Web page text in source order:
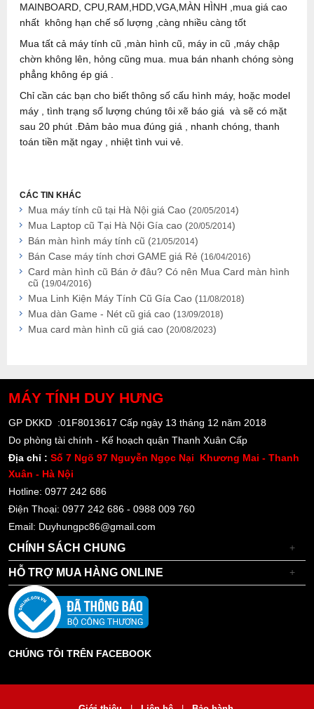
MAINBOARD, CPU,RAM,HDD,VGA,MÀN HÌNH ,mua giá cao
nhất không hạn chế số lượng ,càng nhiều càng tốt
Mua tất cả máy tính cũ ,màn hình cũ, máy in cũ ,máy chập
chờn không lên, hỏng cũng mua. mua bán nhanh chóng sòng
phẳng không ép giá .
Chỉ cần các bạn cho biết thông số cấu hình máy, hoặc model
máy , tình trạng số lượng chúng tôi xẽ báo giá và sẽ có mặt
sau 20 phút .Đảm bảo mua đúng giá , nhanh chóng, thanh
toán tiền mặt ngay , nhiệt tình vui vẻ.
CÁC TIN KHÁC
Mua máy tính cũ tại Hà Nội giá Cao (20/05/2014)
Mua Laptop cũ Tại Hà Nội Gía cao (20/05/2014)
Bán màn hình máy tính cũ (21/05/2014)
Bán Case máy tính chơi GAME giá Rẻ (16/04/2016)
Card màn hình cũ Bán ở đâu? Có nên Mua Card màn hình
cũ (19/04/2016)
Mua Linh Kiện Máy Tính Cũ Gía Cao (11/08/2018)
Mua dàn Game - Nét cũ giá cao (13/09/2018)
Mua card màn hình cũ giá cao (20/08/2023)
MÁY TÍNH DUY HƯNG
GP DKKD :01F8013617 Cấp ngày 13 tháng 12 năm 2018
Do phòng tài chính - Kế hoạch quận Thanh Xuân Cấp
Địa chỉ : Số 7 Ngõ 97 Nguyễn Ngọc Nại Khương Mai - Thanh
Xuân - Hà Nội
Hotline: 0977 242 686
Điện Thoại: 0977 242 686 - 0988 009 760
Email: Duyhungpc86@gmail.com
CHÍNH SÁCH CHUNG +
HỖ TRỢ MUA HÀNG ONLINE +
CHÚNG TÔI TRÊN FACEBOOK